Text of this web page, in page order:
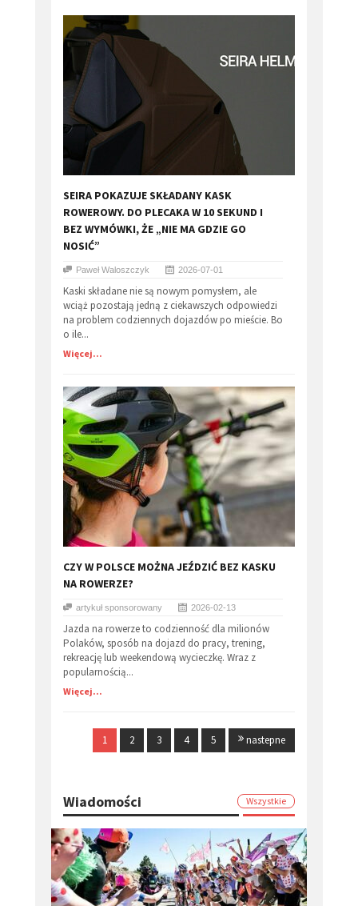
​SEIRA POKAZUJE SKŁADANY KASK
ROWEROWY. DO PLECAKA W 10 SEKUND I
BEZ WYMÓWKI, ŻE „NIE MA GDZIE GO
NOSIĆ”
Paweł Waloszczyk 2026-07-01
Kaski składane nie są nowym pomysłem, ale
wciąż pozostają jedną z ciekawszych odpowiedzi
na problem codziennych dojazdów po mieście. Bo
o ile...
Więcej...
CZY W POLSCE MOŻNA JEŹDZIĆ BEZ KASKU
NA ROWERZE?
artykuł sponsorowany 2026-02-13
Jazda na rowerze to codzienność dla milionów
Polaków, sposób na dojazd do pracy, trening,
rekreację lub weekendową wycieczkę. Wraz z
popularnością...
Więcej...
1 2 3 4 5 nastepne
Wiadomości Wszystkie